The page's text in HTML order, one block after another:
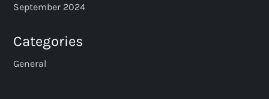
September 2024
Categories
General